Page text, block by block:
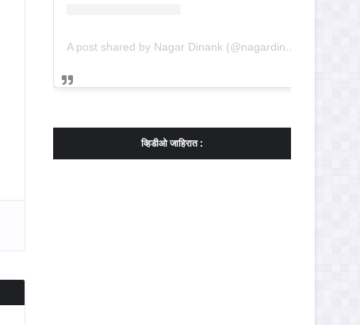
A post shared by Nagar Dinank (@nagardinank)
व्हिडीओ जाहिरात :